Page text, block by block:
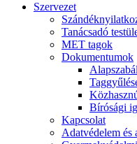
Szervezet
Tanácsadó
MET tagok
Dokumentumok
Bírósági
Kapcsolat
Adatvédelem és